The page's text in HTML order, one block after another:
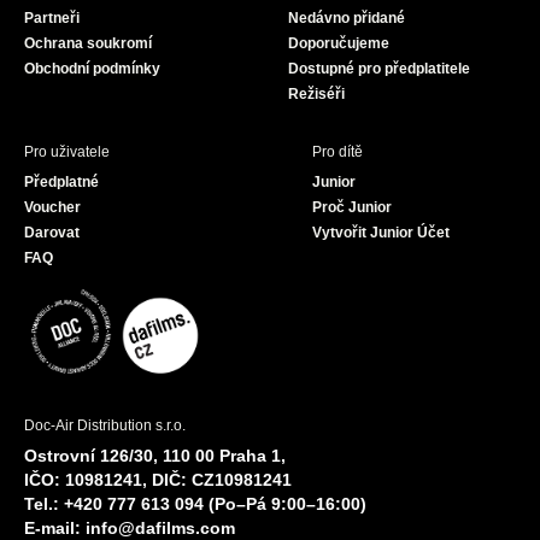
Partneři
Ochrana soukromí
Obchodní podmínky
Nedávno přidané
Doporučujeme
Dostupné pro předplatitele
Režiséři
Pro uživatele
Předplatné
Voucher
Darovat
FAQ
Pro dítě
Junior
Proč Junior
Vytvořit Junior Účet
Doc-Air Distribution s.r.o.
Ostrovní 126/30, 110 00 Praha 1,
IČO: 10981241, DIČ: CZ10981241
Tel.: +420 777 613 094 (Po–Pá 9:00–16:00)
E-mail: info@dafilms.com